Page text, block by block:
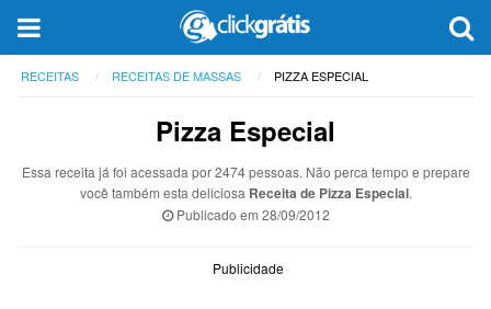
RECEITAS RECEITAS DE MASSAS PIZZA ESPECIAL
Pizza Especial
Essa receita já foi acessada por 2474 pessoas. Não perca tempo e prepare
você também esta deliciosa Receita de Pizza Especial.
Publicado em 28/09/2012
Publicidade